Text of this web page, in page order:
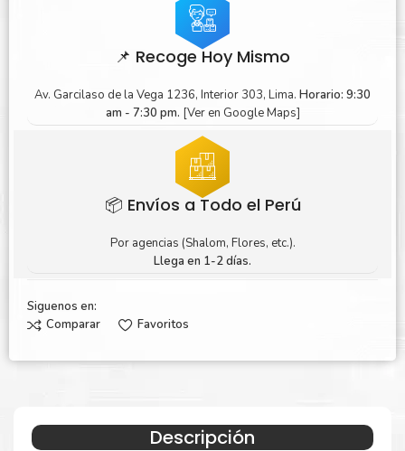
📌 Recoge Hoy Mismo
Av. Garcilaso de la Vega 1236, Interior 303, Lima. Horario: 9:30
am - 7:30 pm. [Ver en Google Maps]
📦 Envíos a Todo el Perú
Por agencias (Shalom, Flores, etc.).
Llega en 1-2 días.
Siguenos en:
Comparar
Favoritos
Descripción